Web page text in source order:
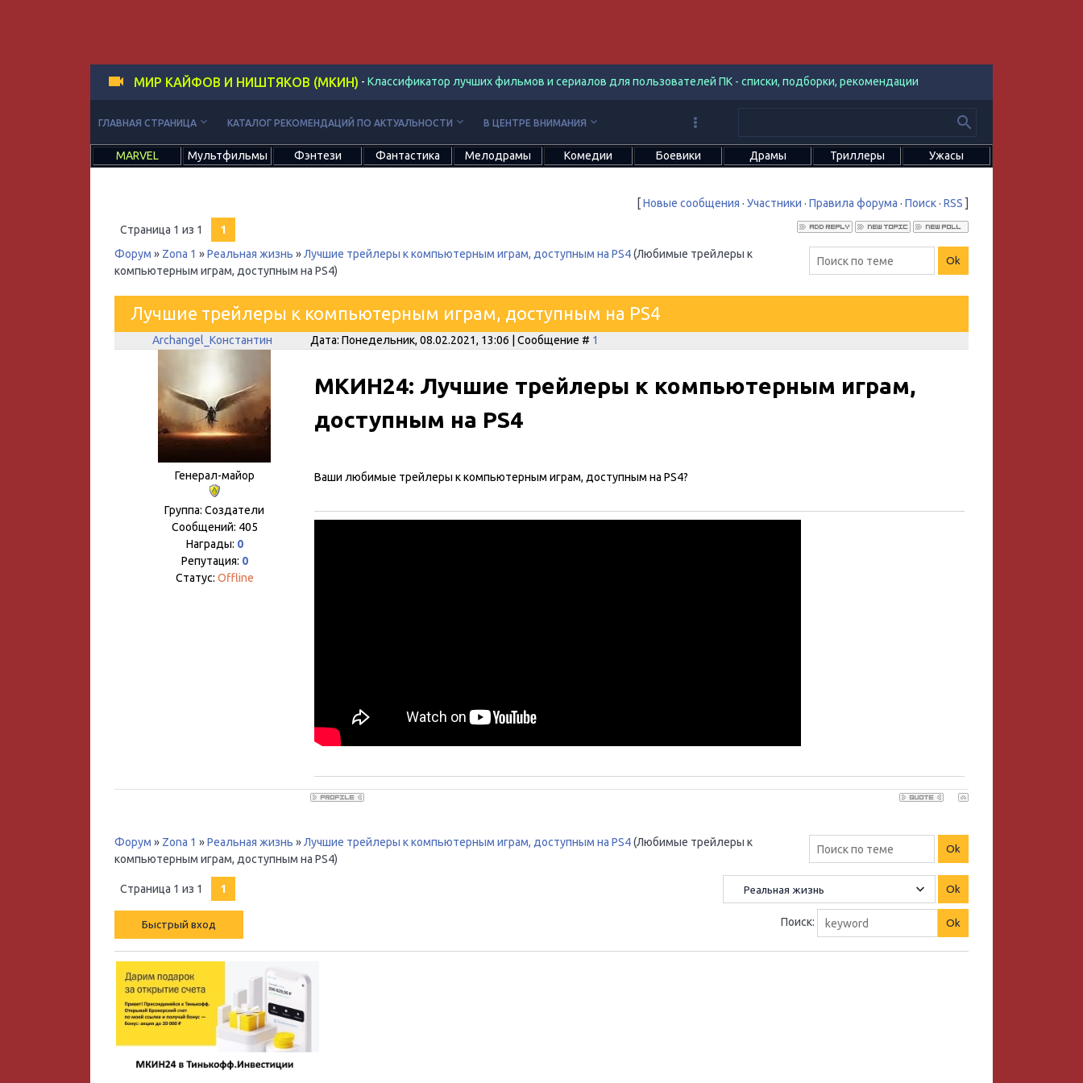
МИР КАЙФОВ И НИШТЯКОВ (МКИН) - Классификатор лучших фильмов и сериалов для пользователей ПК - списки, подборки, рекомендации
ГЛАВНАЯ СТРАНИЦА keyboard_arrow_down КАТАЛОГ РЕКОМЕНДАЦИЙ ПО АКТУАЛЬНОСТИ keyboard_arrow_down В ЦЕНТРЕ ВНИМАНИЯ keyboard_arrow_down
MARVEL Мультфильмы Фэнтези Фантастика Мелодрамы Комедии Боевики Драмы Триллеры Ужасы
[Новые сообщения · Участники · Правила форума · Поиск· RSS ]
Страница 1 из 1
1
Форум » Zona 1 »Реальная жизнь »Лучшие трейлеры к компьютерным играм, доступным на PS4(Любимые трейлеры к
компьютерным играм, доступным на PS4)
Лучшие трейлеры к компьютерным играм, доступным на PS4
Archangel_Константин Дата: Понедельник, 08.02.2021, 13:06 | Сообщение # 1
Генерал-майор
Группа: Создатели
Сообщений: 405
Награды: 0
Репутация: 0
Статус: Offline
МКИН24: Лучшие трейлеры к компьютерным играм,
доступным на PS4
Ваши любимые трейлеры к компьютерным играм, доступным на PS4?
Форум » Zona 1 »Реальная жизнь »Лучшие трейлеры к компьютерным играм, доступным на PS4(Любимые трейлеры к
компьютерным играм, доступным на PS4)
Страница 1 из 1 1
Поиск: